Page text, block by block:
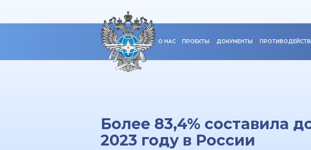
О НАС ПРОЕКТЫ ДОКУМЕНТЫ
Более 83,4% составила
2023 году в России